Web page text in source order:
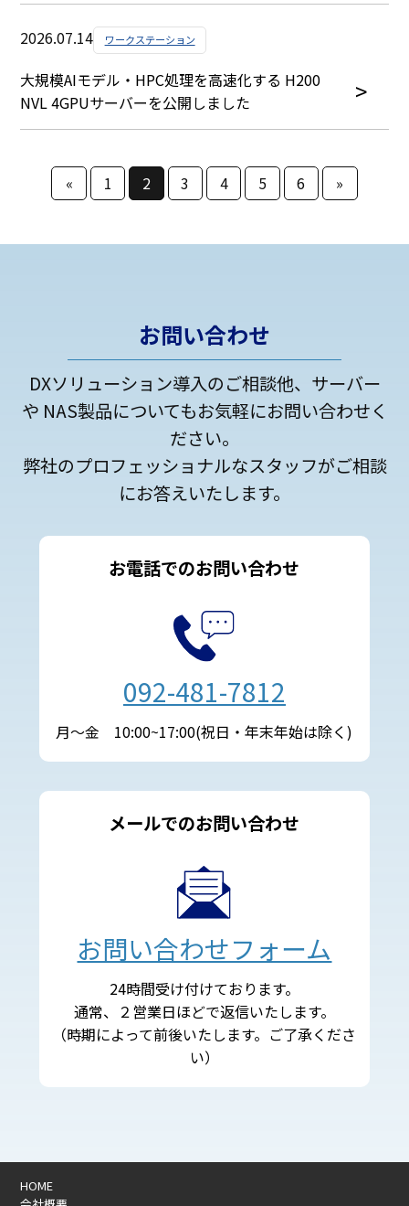
2026.07.14 ワークステーション
大規模AIモデル・HPC処理を高速化する H200
NVL 4GPUサーバーを公開しました
« 1 2 3 4 5 6 »
お問い合わせ
DXソリューション導入のご相談他、サーバー
や NAS製品についてもお気軽にお問い合わせく
ださい。
弊社のプロフェッショナルなスタッフがご相談
にお答えいたします。
お電話でのお問い合わせ
092-481-7812
月～金 10:00~17:00(祝日・年末年始は除く)
メールでのお問い合わせ
お問い合わせフォーム
24時間受け付けております。
通常、２営業日ほどで返信いたします。
（時期によって前後いたします。ご了承くださ
い）
HOME